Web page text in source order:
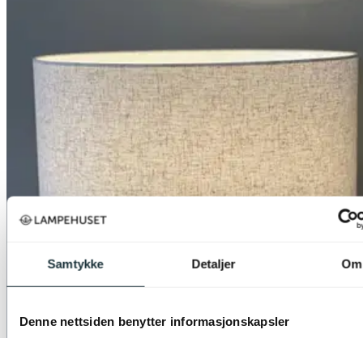
Samtykke Detaljer Om
Denne nettsiden benytter informasjonskapsler